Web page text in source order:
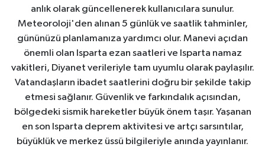
anlık olarak güncellenerek kullanıcılara sunulur.
Meteoroloji'den alınan 5 günlük ve saatlik tahminler,
gününüzü planlamanıza yardımcı olur. Manevi açıdan
önemli olan Isparta ezan saatleri ve Isparta namaz
vakitleri, Diyanet verileriyle tam uyumlu olarak paylaşılır.
Vatandaşların ibadet saatlerini doğru bir şekilde takip
etmesi sağlanır. Güvenlik ve farkındalık açısından,
bölgedeki sismik hareketler büyük önem taşır. Yaşanan
en son Isparta deprem aktivitesi ve artçı sarsıntılar,
büyüklük ve merkez üssü bilgileriyle anında yayınlanır.